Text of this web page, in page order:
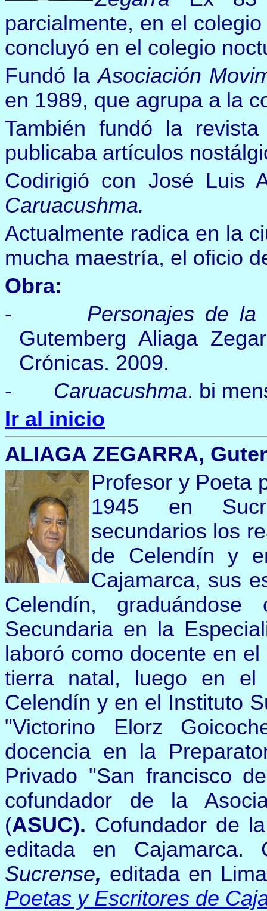
parcialmente, en el
concluyó en el colegio
Fundó laAsociación
en 1989, que agrupa a la
También fundó la
publicaba artículos
Codirigió con José Luis
Caruacushma.
Actualmente radica en la
mucha maestría, el oficio
Obra:
-
Personajes de la
Gutemberg Aliaga
Crónicas. 2009.
-
Caruacushma. bi
Ir al inicio
ALIAGA ZEGARRA,
Profesor y Poeta
1945 en
secundarios los
de Celendín y
Cajamarca, sus
Celendín,
Secundaria en la
laboró como docente en
tierra natal, luego en
Celendín y en el Instituto
"Victorino Elorz
docencia en la
Privado "San francisco
cofundador de la
(ASUC). Cofundador de
editada en Cajamarca.
Sucrense, editada en
Poetas y Escritores de